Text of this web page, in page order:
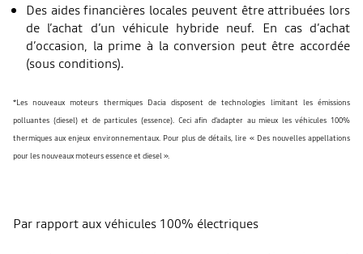
Des aides financières locales peuvent être attribuées lors
de l’achat d’un véhicule hybride neuf. En cas d’achat
d’occasion, la prime à la conversion peut être accordée
(sous conditions).
*Les nouveaux moteurs thermiques Dacia disposent de technologies limitant les émissions
polluantes (diesel) et de particules (essence). Ceci afin d’adapter au mieux les véhicules 100%
thermiques aux enjeux environnementaux. Pour plus de détails, lire « Des nouvelles appellations
pour les nouveaux moteurs essence et diesel ».
Par rapport aux véhicules 100% électriques